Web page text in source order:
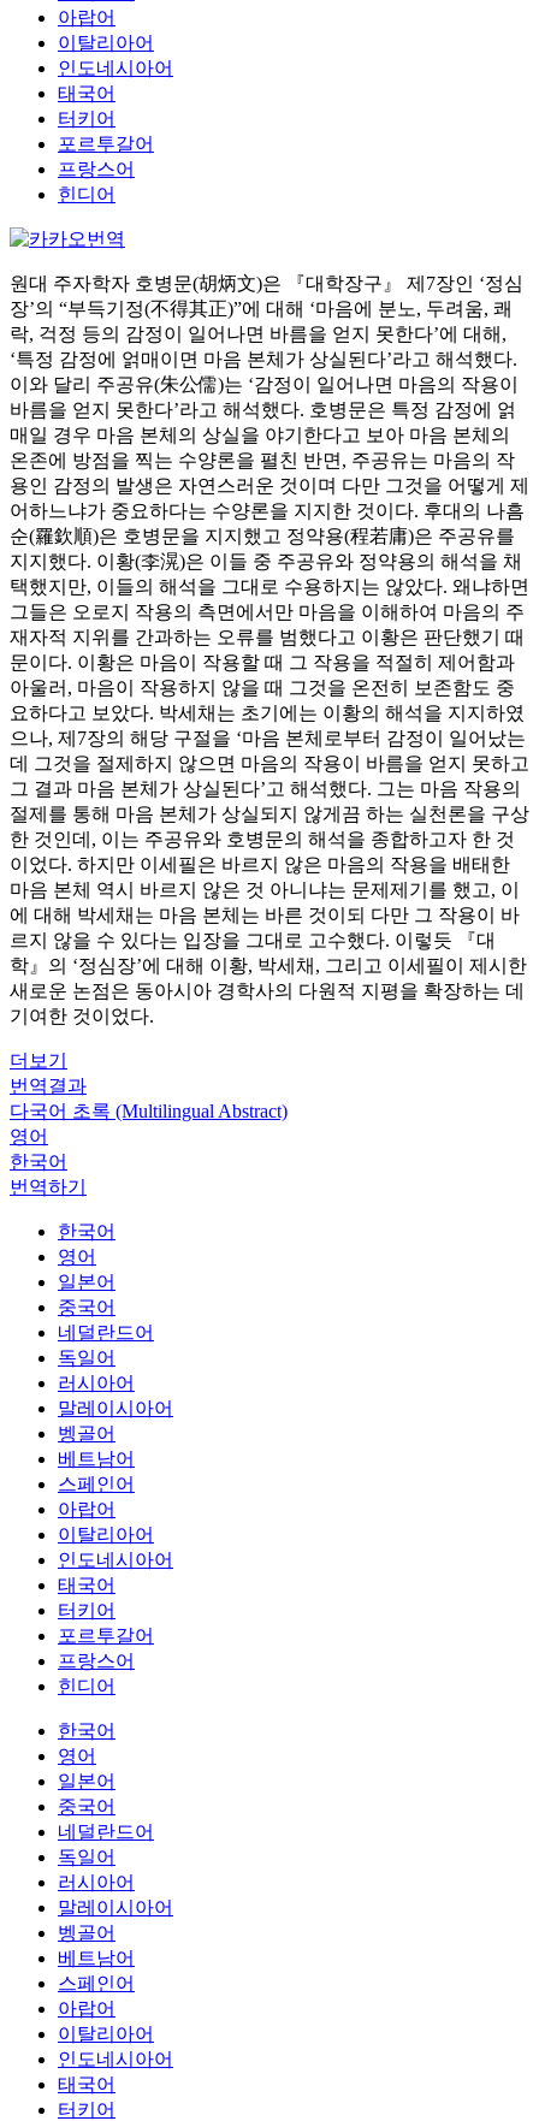
아랍어
이탈리아어
인도네시아어
태국어
터키어
포르투갈어
프랑스어
힌디어
원대 주자학자 호병문(胡炳文)은 『대학장구』 제7장인 ‘정심
장’의 “부득기정(不得其正)”에 대해 ‘마음에 분노, 두려움, 쾌
락, 걱정 등의 감정이 일어나면 바름을 얻지 못한다’에 대해,
‘특정 감정에 얽매이면 마음 본체가 상실된다’라고 해석했다.
이와 달리 주공유(朱公儒)는 ‘감정이 일어나면 마음의 작용이
바름을 얻지 못한다’라고 해석했다. 호병문은 특정 감정에 얽
매일 경우 마음 본체의 상실을 야기한다고 보아 마음 본체의
온존에 방점을 찍는 수양론을 펼친 반면, 주공유는 마음의 작
용인 감정의 발생은 자연스러운 것이며 다만 그것을 어떻게 제
어하느냐가 중요하다는 수양론을 지지한 것이다. 후대의 나흠
순(羅欽順)은 호병문을 지지했고 정약용(程若庸)은 주공유를
지지했다. 이황(李滉)은 이들 중 주공유와 정약용의 해석을 채
택했지만, 이들의 해석을 그대로 수용하지는 않았다. 왜냐하면
그들은 오로지 작용의 측면에서만 마음을 이해하여 마음의 주
재자적 지위를 간과하는 오류를 범했다고 이황은 판단했기 때
문이다. 이황은 마음이 작용할 때 그 작용을 적절히 제어함과
아울러, 마음이 작용하지 않을 때 그것을 온전히 보존함도 중
요하다고 보았다. 박세채는 초기에는 이황의 해석을 지지하였
으나, 제7장의 해당 구절을 ‘마음 본체로부터 감정이 일어났는
데 그것을 절제하지 않으면 마음의 작용이 바름을 얻지 못하고
그 결과 마음 본체가 상실된다’고 해석했다. 그는 마음 작용의
절제를 통해 마음 본체가 상실되지 않게끔 하는 실천론을 구상
한 것인데, 이는 주공유와 호병문의 해석을 종합하고자 한 것
이었다. 하지만 이세필은 바르지 않은 마음의 작용을 배태한
마음 본체 역시 바르지 않은 것 아니냐는 문제제기를 했고, 이
에 대해 박세채는 마음 본체는 바른 것이되 다만 그 작용이 바
르지 않을 수 있다는 입장을 그대로 고수했다. 이렇듯 『대
학』의 ‘정심장’에 대해 이황, 박세채, 그리고 이세필이 제시한
새로운 논점은 동아시아 경학사의 다원적 지평을 확장하는 데
기여한 것이었다.
더보기
번역결과
다국어 초록 (Multilingual Abstract)
영어
한국어
번역하기
한국어
영어
일본어
중국어
네덜란드어
독일어
러시아어
말레이시아어
벵골어
베트남어
스페인어
아랍어
이탈리아어
인도네시아어
태국어
터키어
포르투갈어
프랑스어
힌디어
한국어
영어
일본어
중국어
네덜란드어
독일어
러시아어
말레이시아어
벵골어
베트남어
스페인어
아랍어
이탈리아어
인도네시아어
태국어
터키어